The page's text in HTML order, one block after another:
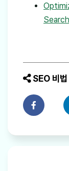
SEO 비
페이스북에